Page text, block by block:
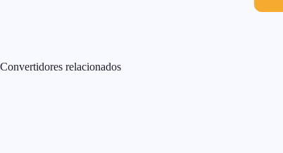
Convertidores relacionados